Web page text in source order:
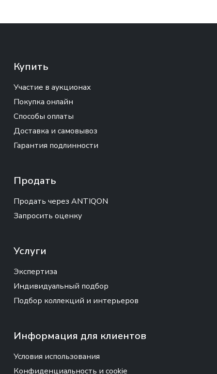
Купить
Участие в аукционах
Покупка онлайн
Способы оплаты
Доставка и самовывоз
Гарантия подлинности
Продать
Продать через ANTIQON
Запросить оценку
Услуги
Экспертиза
Индивидуальный подбор
Подбор коллекций и интерьеров
Информация для клиентов
Условия использования
Конфиденциальность и cookie